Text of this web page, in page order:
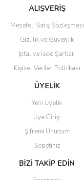
ALIŞVERİŞ
Mesafeli Satış Sözleşmesi
Gizlilik ve Güvenlik
İptal ve İade Şartları
Kişisel Veriler Politikası
ÜYELİK
Yeni Üyelik
Üye Girişi
Şifremi Unuttum
Sepetiniz
BİZİ TAKİP EDİN